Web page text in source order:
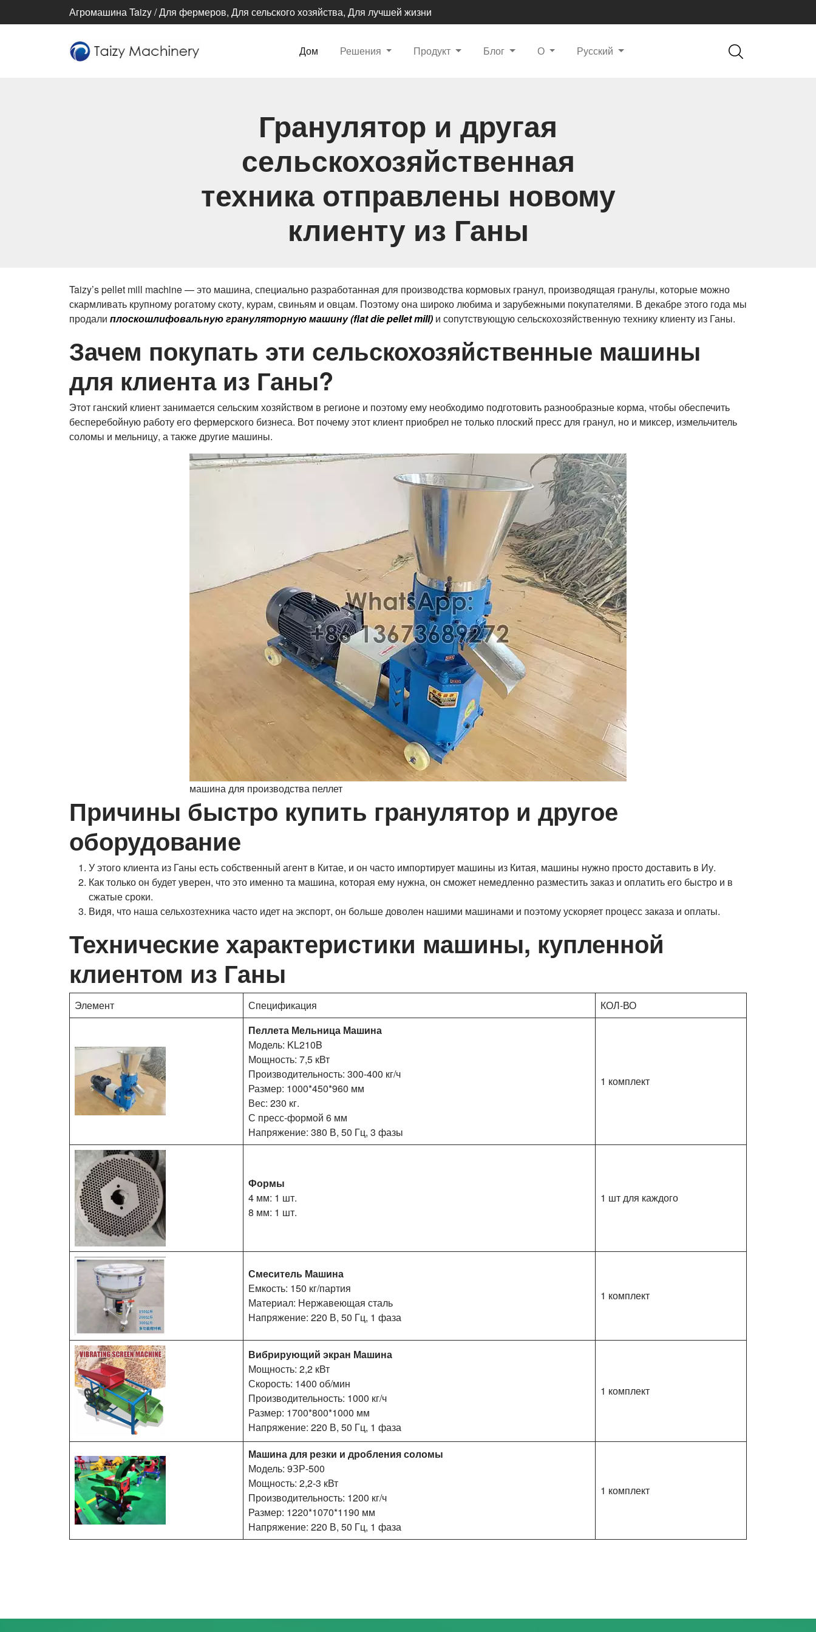
Агромашина Taizy / Для фермеров, Для сельского хозяйства, Для лучшей жизни
Дом Решения Продукт Блог О Русский
Гранулятор и другая
сельскохозяйственная
техника отправлены новому
клиенту из Ганы
Taizy’s pellet mill machine — это машина, специально разработанная для производства кормовых гранул, производящая гранулы, которые можно
скармливать крупному рогатому скоту, курам, свиньям и овцам. Поэтому она широко любима и зарубежными покупателями. В декабре этого года мы
продали плоскошлифовальную грануляторную машину (flat die pellet mill) и сопутствующую сельскохозяйственную технику клиенту из Ганы.
Зачем покупать эти сельскохозяйственные машины
для клиента из Ганы?
Этот ганский клиент занимается сельским хозяйством в регионе и поэтому ему необходимо подготовить разнообразные корма, чтобы обеспечить
бесперебойную работу его фермерского бизнеса. Вот почему этот клиент приобрел не только плоский пресс для гранул, но и миксер, измельчитель
соломы и мельницу, а также другие машины.
машина для производства пеллет
Причины быстро купить гранулятор и другое
оборудование
У этого клиента из Ганы есть собственный агент в Китае, и он часто импортирует машины из Китая, машины нужно просто доставить в Иу.
Как только он будет уверен, что это именно та машина, которая ему нужна, он сможет немедленно разместить заказ и оплатить его быстро и в
сжатые сроки.
Видя, что наша сельхозтехника часто идет на экспорт, он больше доволен нашими машинами и поэтому ускоряет процесс заказа и оплаты.
Технические характеристики машины, купленной
клиентом из Ганы
Элемент Спецификация
КОЛ-ВО
Пеллета Мельница Машина
Модель: KL210B
Мощность: 7,5 кВт
Производительность: 300-400 кг/ч
Размер: 1000*450*960 мм
Вес: 230 кг.
С пресс-формой 6 мм
Напряжение: 380 В, 50 Гц, 3 фазы
1 комплект
Формы
4 мм: 1 шт.
8 мм: 1 шт.
1 шт для каждого
Смеситель Машина
Емкость: 150 кг/партия
Материал: Нержавеющая сталь
Напряжение: 220 В, 50 Гц, 1 фаза
1 комплект
Вибрирующий экран Машина
Мощность: 2,2 кВт
Скорость: 1400 об/мин
Производительность: 1000 кг/ч
Размер: 1700*800*1000 мм
Напряжение: 220 В, 50 Гц, 1 фаза
1 комплект
Машина для резки и дробления соломы
Модель: 9ЗР-500
Мощность: 2,2-3 кВт
Производительность: 1200 кг/ч
Размер: 1220*1070*1190 мм
Напряжение: 220 В, 50 Гц, 1 фаза
1 комплект